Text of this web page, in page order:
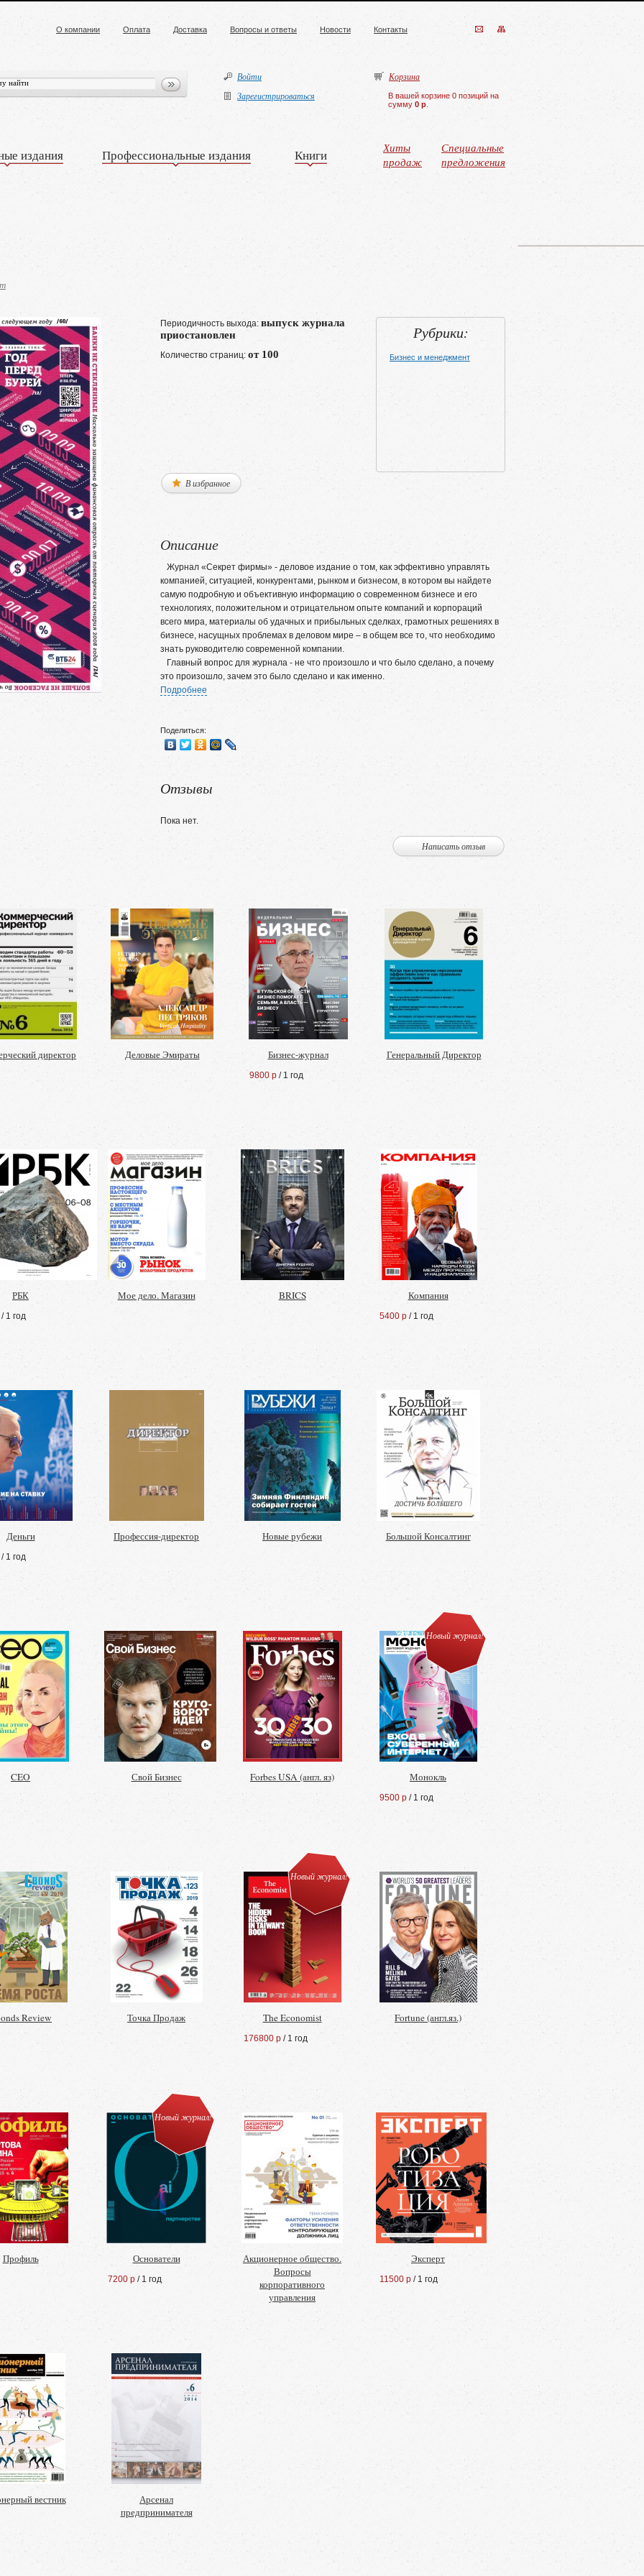
О компании Оплата Доставка Вопросы и ответы Новости Контакты
Войти
Зарегистрироваться
Корзина
В вашей корзине 0 позиций на
сумму 0 р
издания Профессиональные издания Книги
Хиты
продаж
Специальные
предложения
Периодичность выхода: выпуск журнала
приостановлен
Количество страниц: от 100
Рубрики:
Бизнес и менеджмент
В избранное
Описание
Журнал «Секрет фирмы» - деловое издание о том, как эффективно управлять
компанией, ситуацией, конкурентами, рынком и бизнесом, в котором вы найдете
самую подробную и объективную информацию о современном бизнесе и его
технологиях, положительном и отрицательном опыте компаний и корпораций
всего мира, материалы об удачных и прибыльных сделках, грамотных решениях в
бизнесе, насущных проблемах в деловом мире – в общем все то, что необходимо
знать руководителю современной компании.
Главный вопрос для журнала - не что произошло и что было сделано, а почему
это произошло, зачем это было сделано и как именно.
Подробнее
Поделиться:
Отзывы
Пока нет.
Написать отзыв
директор Деловые Эмираты Бизнес-журнал
9800 р / 1 год
Генеральный Директор
РБК
/ 1 год
Мое дело. Магазин BRICS Компания
5400 р / 1 год
Деньги
/ 1 год
Профессия-директор Новые рубежи Большой Консалтинг
CEO Свой Бизнес Forbes USA (англ. яз)
Новый журнал!
Монокль
9500 р / 1 год
Review Точка Продаж
Новый журнал!
The Economist
176800 р / 1 год
Fortune (англ.яз.)
Профиль
Новый журнал!
Основатели
7200 р / 1 год
Акционерное общество.
Вопросы
корпоративного
управления
Эксперт
11500 р / 1 год
вестник
Арсенал
предпринимателя